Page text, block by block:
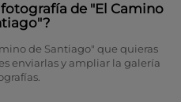
de "El Camino
de Santiago" que quieras
enviarlas y ampliar la galería